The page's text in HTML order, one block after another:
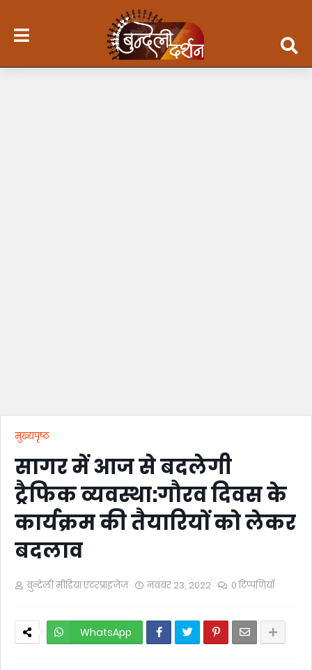
मुख्यपृष्ठ
सागर में आज से बदलेगी
ट्रैफिक व्यवस्था:गौरव दिवस के
कार्यक्रम की तैयारियों को लेकर
बदलाव
बुन्देली मीडिया एंटरप्राइजेज नवंबर 23, 2022 0 टिप्पणियाँ
WhatsApp